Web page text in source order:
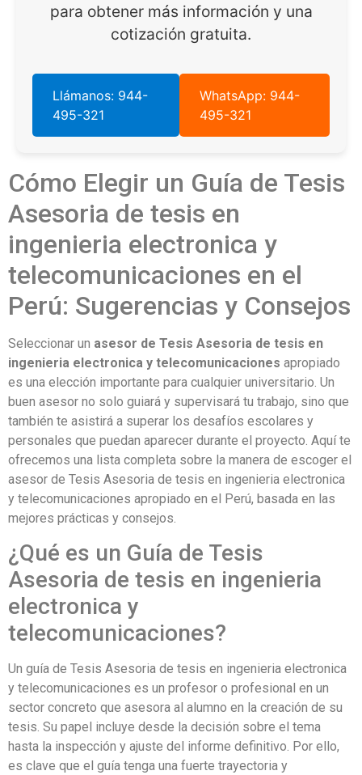
para obtener más información y una
cotización gratuita.
Llámanos: 944-
495-321
WhatsApp: 944-
495-321
Cómo Elegir un Guía de Tesis
Asesoria de tesis en
ingenieria electronica y
telecomunicaciones en el
Perú: Sugerencias y Consejos
Seleccionar un asesor de Tesis Asesoria de tesis en
ingenieria electronica y telecomunicaciones apropiado
es una elección importante para cualquier universitario. Un
buen asesor no solo guiará y supervisará tu trabajo, sino que
también te asistirá a superar los desafíos escolares y
personales que puedan aparecer durante el proyecto. Aquí te
ofrecemos una lista completa sobre la manera de escoger el
asesor de Tesis Asesoria de tesis en ingenieria electronica
y telecomunicaciones apropiado en el Perú, basada en las
mejores prácticas y consejos.
¿Qué es un Guía de Tesis
Asesoria de tesis en ingenieria
electronica y
telecomunicaciones?
Un guía de Tesis Asesoria de tesis en ingenieria electronica
y telecomunicaciones es un profesor o profesional en un
sector concreto que asesora al alumno en la creación de su
tesis. Su papel incluye desde la decisión sobre el tema
hasta la inspección y ajuste del informe definitivo. Por ello,
es clave que el guía tenga una fuerte trayectoria y